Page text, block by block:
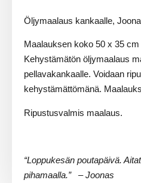
Öljymaalaus kankaalle,
Maalauksen koko 50 x 35 cm
Kehystämätön öljymaalaus
pellavakankaalle. Voidaan
kehystämättömänä.
Ripustusvalmis maalaus.
“Loppukesän poutapäivä.
pihamaalla.” – Joonas